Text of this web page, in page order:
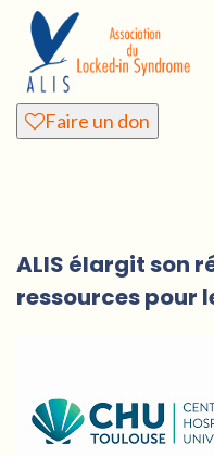
Faire un don
ALIS élargit son
ressources pour